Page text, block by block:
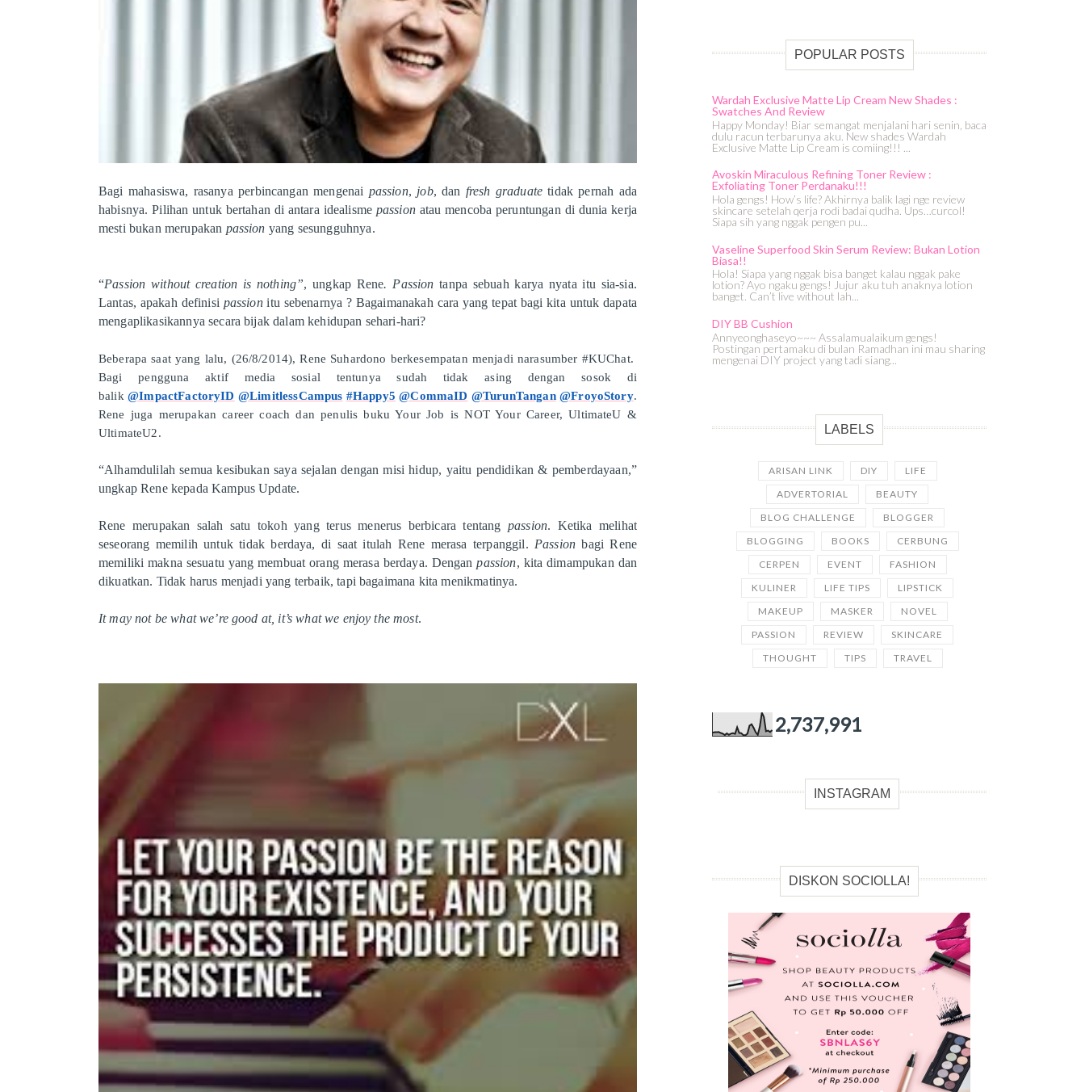
Bagi mahasiswa, rasanya perbincangan mengenai passion, job, dan fresh graduate tidak pernah ada
habisnya. Pilihan untuk bertahan di antara idealisme passionatau mencoba peruntungan di dunia kerja
mesti bukan merupakan passion yang sesungguhnya.
“Passion without creation is nothing”, ungkap Rene. Passion tanpa sebuah karya nyata itu sia-sia.
Lantas, apakah definisi passionitu sebenarnya ? Bagaimanakah cara yang tepat bagi kita untuk dapata
mengaplikasikannya secara bijak dalam kehidupan sehari-hari?
Beberapa saat yang lalu, (26/8/2014), Rene Suhardono berkesempatan menjadi narasumber #KUChat.
Bagi pengguna aktif media sosial tentunya sudah tidak asing dengan sosok di
balik@ImpactFactoryID @LimitlessCampus #Happy5 @CommaID @TurunTangan @FroyoStory.
Rene juga merupakancareer coach dan penulis buku Your Job is NOT Your Career, UltimateU &
UltimateU2.
“Alhamdulilah semua kesibukan saya sejalan dengan misi hidup, yaitu pendidikan & pemberdayaan,”
ungkap Rene kepada Kampus Update.
Rene merupakan salah satu tokoh yang terus menerus berbicara tentang passion. Ketika melihat
seseorang memilih untuk tidak berdaya, di saat itulah Rene merasa terpanggil. Passionbagi Rene
memiliki makna sesuatu yang membuat orang merasa berdaya. Denganpassion, kita dimampukan dan
dikuatkan. Tidak harus menjadi yang terbaik, tapi bagaimana kita menikmatinya.
It may not be what we’re good at, it’s what we enjoy the most.
POPULAR POSTS
Wardah Exclusive Matte Lip Cream New Shades :
Swatches And Review
Happy Monday! Biar semangat menjalani hari senin, baca
dulu racun terbarunya aku. New shades Wardah
Exclusive Matte Lip Cream is comiing!!! ...
Avoskin Miraculous Refining Toner Review :
Exfoliating Toner Perdanaku!!!
Hola gengs! How’s life? Akhirnya balik lagi nge review
skincare setelah qerja rodi badai qudha. Ups…curcol!
Siapa sih yang nggak pengen pu...
Vaseline Superfood Skin Serum Review: Bukan Lotion
Biasa!!
Hola! Siapa yang nggak bisa banget kalau nggak pake
lotion? Ayo ngaku gengs! Jujur aku tuh anaknya lotion
banget. Can’t live without lah...
DIY BB Cushion
Annyeonghaseyo~~~ Assalamualaikum gengs!
Postingan pertamaku di bulan Ramadhan ini mau sharing
mengenai DIY project yang tadi siang...
LABELS
ARISAN LINK DIY
LIFE
ADVERTORIAL
BEAUTY
BLOG CHALLENGE
BLOGGER
BLOGGING
BOOKS
CERBUNG
CERPEN
EVENT
FASHION
KULINER
LIFE TIPS
LIPSTICK
MAKEUP
MASKER
NOVEL
PASSION
REVIEW
SKINCARE
THOUGHT
TIPS TRAVEL
2,737,991
INSTAGRAM
DISKON SOCIOLLA!